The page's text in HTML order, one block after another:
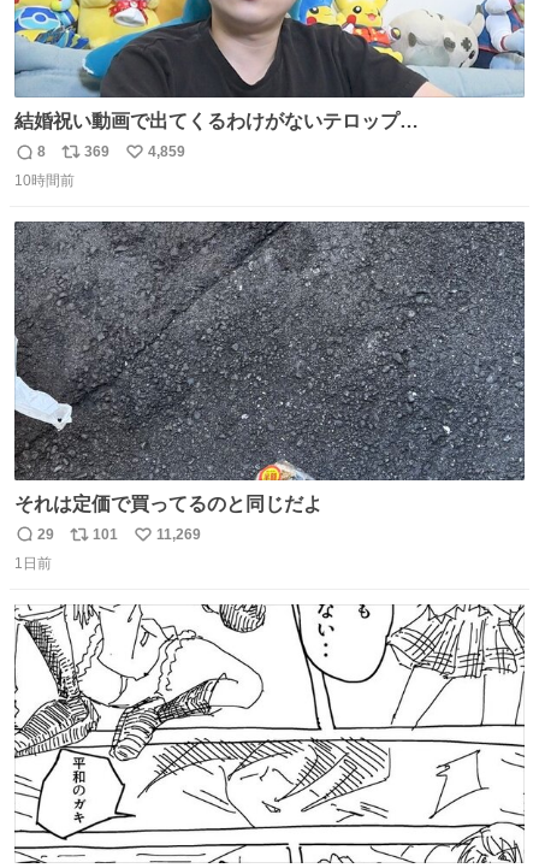
結婚祝い動画で出てくるわけがないテロップ
youtu.be/4pJ7U22AYtw
返
信
8
リ
ポ
ト
数
369
い
数
4,859
10時間前
それは定価で買ってるのと同じだよ
返
信
29
リ
ト
数
101
い
数
11,269
1日前